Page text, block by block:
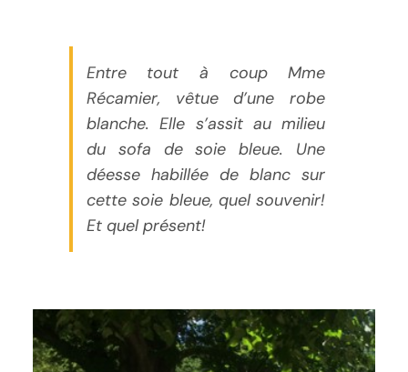
Entre toutà coupMme
Récamier, vêtue d’une robe
blanche. Elle s’assitau milieu
du sofa desoie bleue. Une
déesse habilléede blanc sur
cette soie bleue, quelsouvenir!
Et quel présent!